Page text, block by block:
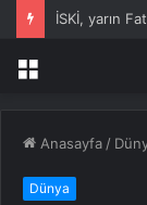
İSKİ, yarın
Menü
Anasayfa /
Dünya